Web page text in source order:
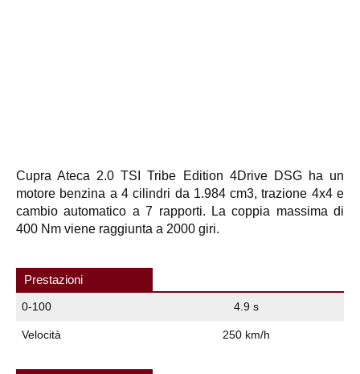
Cupra Ateca 2.0 TSI Tribe Edition 4Drive DSG ha un
motore benzina a 4 cilindri da 1.984 cm3, trazione 4x4 e
cambio automatico a 7 rapporti. La coppia massima di
400 Nm viene raggiunta a 2000 giri.
Prestazioni
0-100 4.9 s
Velocità 250 km/h